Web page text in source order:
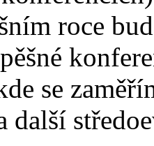
roce
se
další